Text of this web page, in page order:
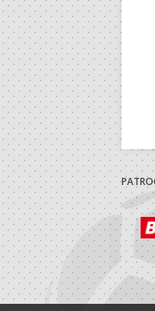
na fase de grupos da
mede forças com o
no primeiro embate dos
entre o 17.º e 32.º lugare do
sub-18 Feminino.